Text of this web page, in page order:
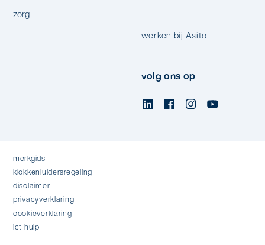
zorg
werken bij Asito
volg ons op
merkgids
klokkenluidersregeling
disclaimer
privacyverklaring
cookieverklaring
ict hulp